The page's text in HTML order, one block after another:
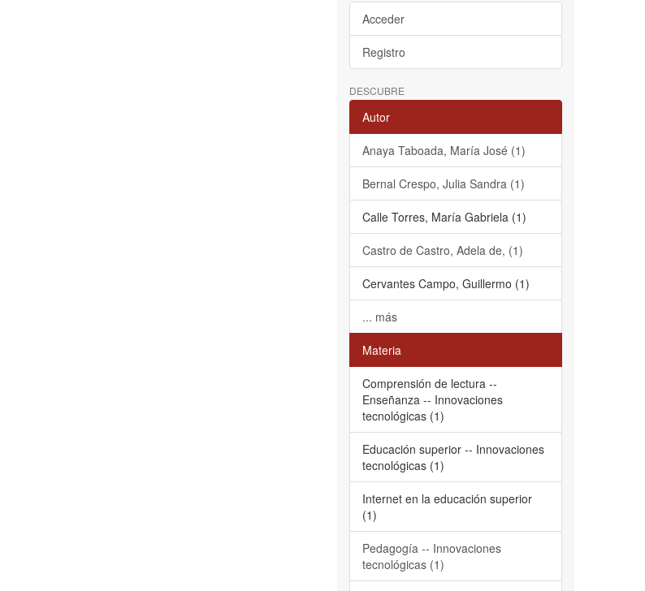
Acceder
Registro
DESCUBRE
Autor
Anaya Taboada, María José (1)
Bernal Crespo, Julia Sandra (1)
Calle Torres, María Gabriela (1)
Castro de Castro, Adela de, (1)
Cervantes Campo, Guillermo (1)
... más
Materia
Comprensión de lectura --
Enseñanza -- Innovaciones
tecnológicas (1)
Educación superior -- Innovaciones
tecnológicas (1)
Internet en la educación superior
(1)
Pedagogía -- Innovaciones
tecnológicas (1)